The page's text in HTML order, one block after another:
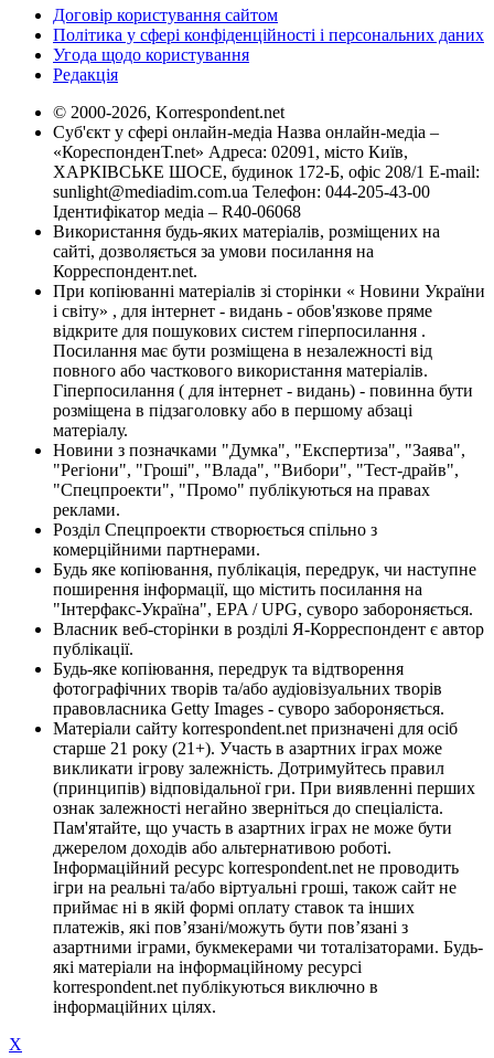
Договір користування сайтом
Політика у сфері конфіденційності і персональних даних
Угода щодо користування
Редакція
© 2000-2026, Korrespondent.net
Суб'єкт у сфері онлайн-медіа Назва онлайн-медіа –
«КореспонденТ.net» Адреса: 02091, місто Київ,
ХАРКІВСЬКЕ ШОСЕ, будинок 172-Б, офіс 208/1 E-mail:
sunlight@mediadim.com.ua Телефон: 044-205-43-00
Ідентифікатор медіа – R40-06068
Використання будь-яких матеріалів, розміщених на
сайті, дозволяється за умови посилання на
Корреспондент.net.
При копіюванні матеріалів зі сторінки « Новини України
і світу» , для інтернет - видань - обов'язкове пряме
відкрите для пошукових систем гіперпосилання .
Посилання має бути розміщена в незалежності від
повного або часткового використання матеріалів.
Гіперпосилання ( для інтернет - видань) - повинна бути
розміщена в підзаголовку або в першому абзаці
матеріалу.
Новини з позначками "Думка", "Експертиза", "Заява",
"Регіони", "Гроші", "Влада", "Вибори", "Тест-драйв",
"Спецпроекти", "Промо" публікуються на правах
реклами.
Розділ Спецпроекти створюється спільно з
комерційними партнерами.
Будь яке копіювання, публікація, передрук, чи наступне
поширення інформації, що містить посилання на
"Інтерфакс-Україна", EPA / UPG, суворо забороняється.
Власник веб-сторінки в розділі Я-Корреспондент є автор
публікації.
Будь-яке копіювання, передрук та відтворення
фотографічних творів та/або аудіовізуальних творів
правовласника Getty Images - суворо забороняється.
Матеріали сайту korrespondent.net призначені для осіб
старше 21 року (21+). Участь в азартних іграх може
викликати ігрову залежність. Дотримуйтесь правил
(принципів) відповідальної гри. При виявленні перших
ознак залежності негайно зверніться до спеціаліста.
Пам'ятайте, що участь в азартних іграх не може бути
джерелом доходів або альтернативою роботі.
Інформаційний ресурс korrespondent.net не проводить
ігри на реальні та/або віртуальні гроші, також сайт не
приймає ні в якій формі оплату ставок та інших
платежів, які пов’язані/можуть бути пов’язані з
азартними іграми, букмекерами чи тоталізаторами. Будь-
які матеріали на інформаційному ресурсі
korrespondent.net публікуються виключно в
інформаційних цілях.
X